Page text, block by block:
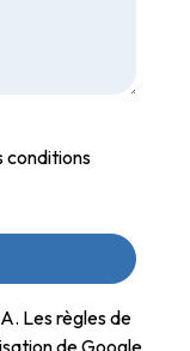
conditions
Lesrègles de